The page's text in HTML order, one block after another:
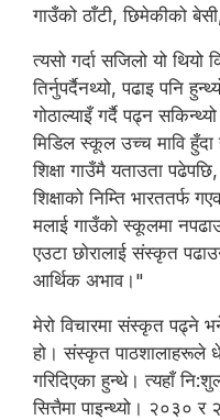
गाउँको ठाँटी, छिमेकीको
त्यसो गर्दा सजिलो यो
तिर्नुपर्दैनथ्यो, पढाइ पनि
गोठाल्याइँ गर्दै पढ्न
मिडिल स्कूल उच्च मावि
शिक्षा गाउँमै यताउता
शिक्षाको निम्ति भारततर्फ
मलाई गाउँको स्कूलमा
एउटा छोरालाई संस्कृत
आर्थिक अभाव।"
मेरो विचारमा संस्कृत पढ्ने
हो। संस्कृत पाठशालाहरूले
गरिदिएका हुन्थे। त्यहाँ
सित्तैमा पाइन्थ्यो। २०३०